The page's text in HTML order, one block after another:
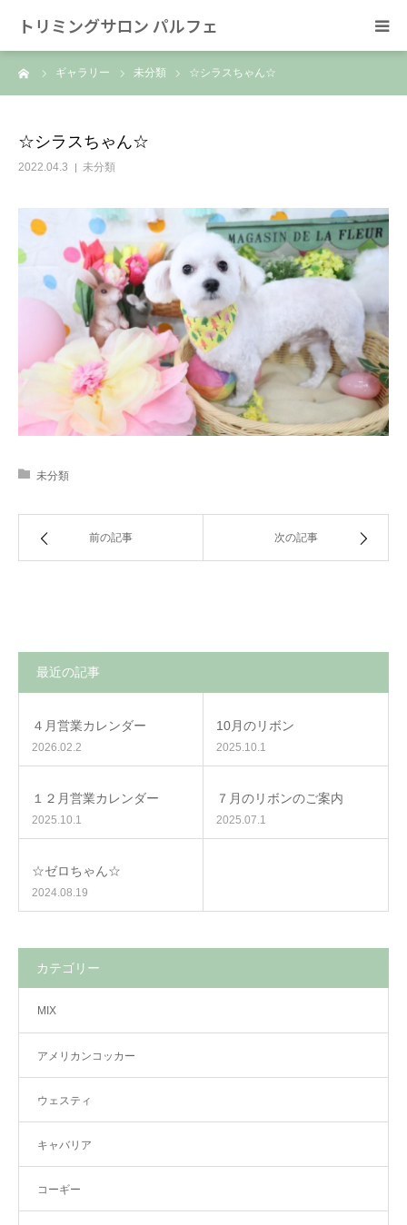
トリミングサロン パルフェ
ギャラリー 未分類 ☆シラスちゃん☆
☆シラスちゃん☆
2022.04.3 未分類
未分類
前の記事 次の記事
最近の記事
４月営業カレンダー
2026.02.2
10月のリボン
2025.10.1
１２月営業カレンダー
2025.10.1
７月のリボンのご案内
2025.07.1
☆ゼロちゃん☆
2024.08.19
カテゴリー
MIX
アメリカンコッカー
ウェスティ
キャバリア
コーギー
HOME
スタッフ
SNS/リンク